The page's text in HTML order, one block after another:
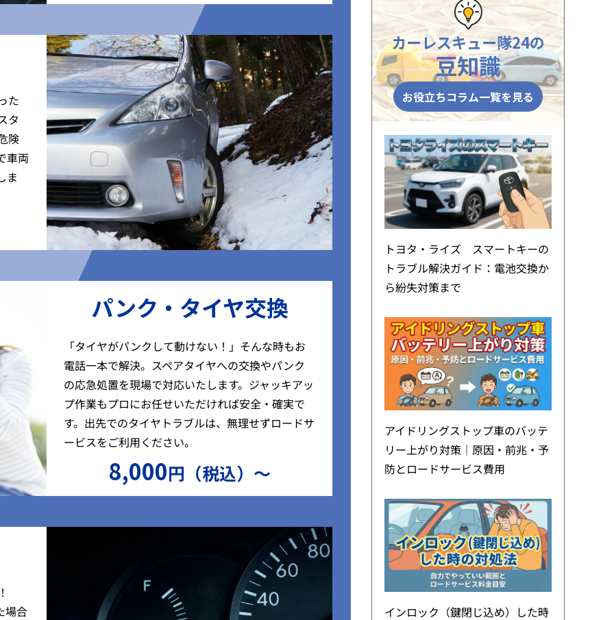
た
タ
険
車両
ま
パンク・タイヤ交換
「タイヤがパンクして動けない！」そんな時もお
電話一本で解決。スペアタイヤへの交換やパンク
の応急処置を現場で対応いたします。ジャッキアッ
プ作業もプロにお任せいただければ安全・確実で
す。出先でのタイヤトラブルは、無理せずロードサ
ービスをご利用ください。
8,000円（税込）〜
場合
カーレスキュー隊24の
豆知識
お役立ちコラム一覧を見る
トヨタ・ライズ スマートキーの
トラブル解決ガイド：電池交換か
ら紛失対策まで
アイドリングストップ車のバッテ
リー上がり対策｜原因・前兆・予
防とロードサービス費用
インロック（鍵閉じ込め）した時